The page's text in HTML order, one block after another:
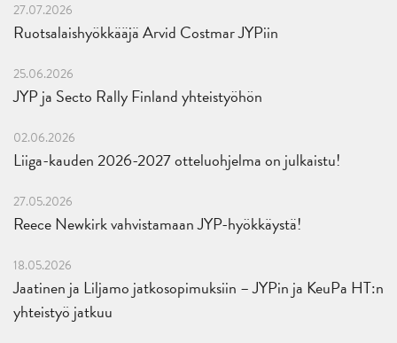
27.07.2026
Ruotsalaishyökkääjä Arvid Costmar JYPiin
25.06.2026
JYP ja Secto Rally Finland yhteistyöhön
02.06.2026
Liiga-kauden 2026-2027 otteluohjelma on julkaistu!
27.05.2026
Reece Newkirk vahvistamaan JYP-hyökkäystä!
18.05.2026
Jaatinen ja Liljamo jatkosopimuksiin – JYPin ja KeuPa HT:n
yhteistyö jatkuu